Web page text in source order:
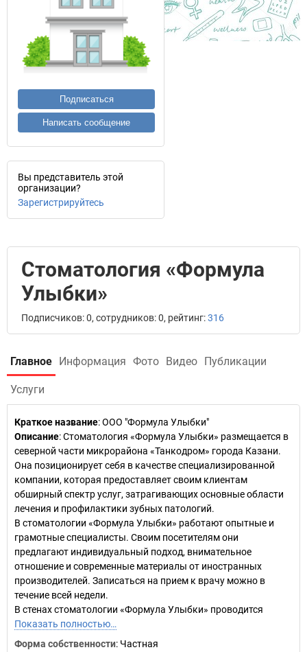
Подписаться
Написать сообщение
Вы представитель этой
организации?
Зарегистрируйтесь
Стоматология «Формула
Улыбки»
Подписчиков: 0, сотрудников: 0, рейтинг:316
Главное Информация Фото Видео Публикации
Услуги
Краткое название:ООО "Формула Улыбки"
Описание: Стоматология «Формула Улыбки» размещается в
северной части микрорайона «Танкодром» города Казани.
Она позиционирует себя в качестве специализированной
компании, которая предоставляет своим клиентам
обширный спектр услуг, затрагивающих основные области
лечения и профилактики зубных патологий.
В стоматологии «Формула Улыбки» работают опытные и
грамотные специалисты. Своим посетителям они
предлагают индивидуальный подход, внимательное
отношение и современные материалы от иностранных
производителей. Записаться на прием к врачу можно в
течение всей недели.
В стенах стоматологии «Формула Улыбки» проводится
Показать полностью…
Форма собственности: Частная